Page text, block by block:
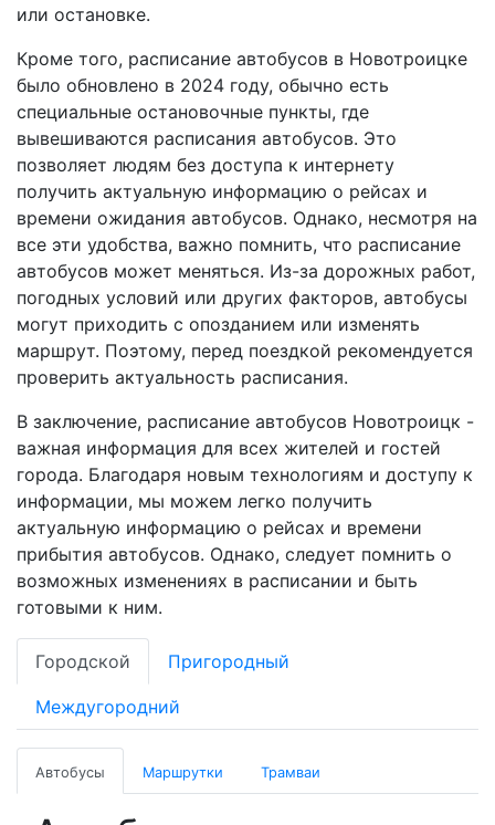
или остановке.
Кроме того, расписание автобусов в Новотроицке
было обновлено в 2024 году, обычно есть
специальные остановочные пункты, где
вывешиваются расписания автобусов. Это
позволяет людям без доступа к интернету
получить актуальную информацию о рейсах и
времени ожидания автобусов. Однако, несмотря на
все эти удобства, важно помнить, что расписание
автобусов может меняться. Из-за дорожных работ,
погодных условий или других факторов, автобусы
могут приходить с опозданием или изменять
маршрут. Поэтому, перед поездкой рекомендуется
проверить актуальность расписания.
В заключение, расписание автобусов Новотроицк -
важная информация для всех жителей и гостей
города. Благодаря новым технологиям и доступу к
информации, мы можем легко получить
актуальную информацию о рейсах и времени
прибытия автобусов. Однако, следует помнить о
возможных изменениях в расписании и быть
готовыми к ним.
Городской Пригородный
Междугородний
Автобусы Маршрутки Трамваи